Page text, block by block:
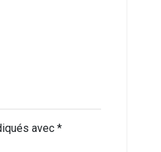
avec *